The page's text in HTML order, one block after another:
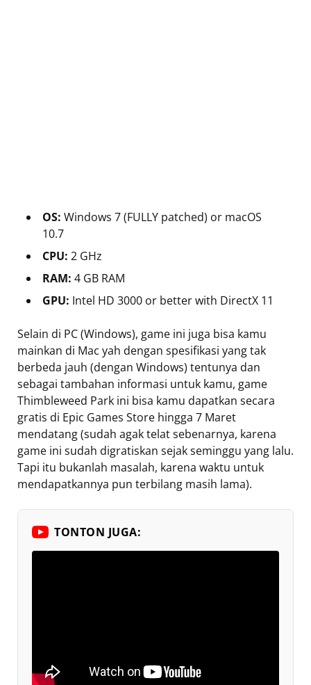
OS: Windows 7 (FULLY patched) or macOS
10.7
CPU: 2 GHz
RAM: 4 GB RAM
GPU: Intel HD 3000 or better with DirectX 11
Selain di PC (Windows), game ini juga bisa kamu
mainkan di Mac yah dengan spesifikasi yang tak
berbeda jauh (dengan Windows) tentunya dan
sebagai tambahan informasi untuk kamu, game
Thimbleweed Park ini bisa kamu dapatkan secara
gratis di Epic Games Store hingga 7 Maret
mendatang (sudah agak telat sebenarnya, karena
game ini sudah digratiskan sejak seminggu yang lalu.
Tapi itu bukanlah masalah, karena waktu untuk
mendapatkannya pun terbilang masih lama).
TONTON JUGA: